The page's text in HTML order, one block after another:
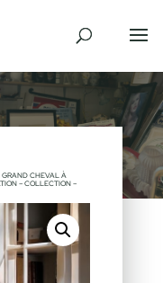
CHEVAL À
– COLLECTION –